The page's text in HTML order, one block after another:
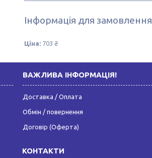
Інформація для замовлення
Ціна: 703 ₴
ВАЖЛИВА ІНФОРМАЦІЯ!
Доставка / Оплата
Обмін / повернення
Договір (Оферта)